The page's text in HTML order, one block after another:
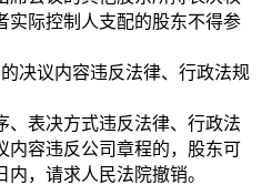
实际控制人支配的股东不得参
决议内容违反法律、行政法规
、表决方式违反法律、行政法
内容违反公司章程的，股东可
，请求人民法院撤销。